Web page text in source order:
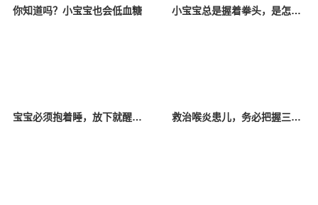
你知道吗？小宝宝也会低血糖 小宝宝总是握着拳头，是怎么回事？
宝宝必须抱着睡，放下就醒怎么回事？ 救治喉炎患儿，务必把握三要点